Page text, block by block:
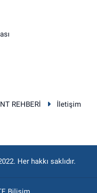
REHBERİ
İletişim
Her hakkı saklıdır.